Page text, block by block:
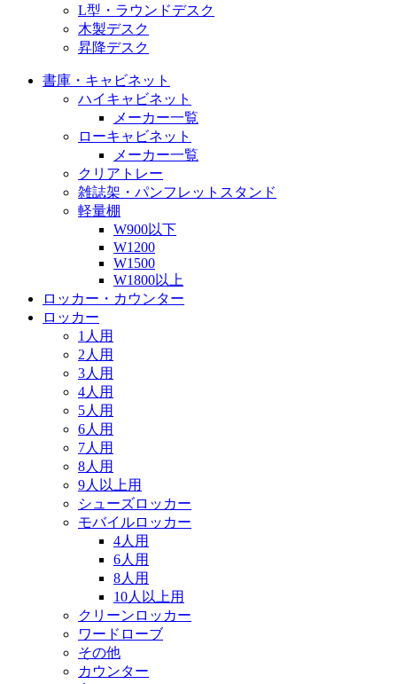
L型・ラウンドデスク
木製デスク
昇降デスク
書庫・キャビネット
ハイキャビネット
メーカー一覧
ローキャビネット
メーカー一覧
クリアトレー
雑誌架・パンフレットスタンド
軽量棚
W900以下
W1200
W1500
W1800以上
ロッカー・カウンター
ロッカー
1人用
2人用
3人用
4人用
5人用
6人用
7人用
8人用
9人以上用
シューズロッカー
モバイルロッカー
4人用
6人用
8人用
10人以上用
クリーンロッカー
ワードローブ
その他
カウンター